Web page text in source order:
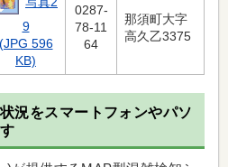
9
(JPG 596
KB)
0287-
78-11
64
那須町大字
高久乙3375
況をスマートフォンやパソ